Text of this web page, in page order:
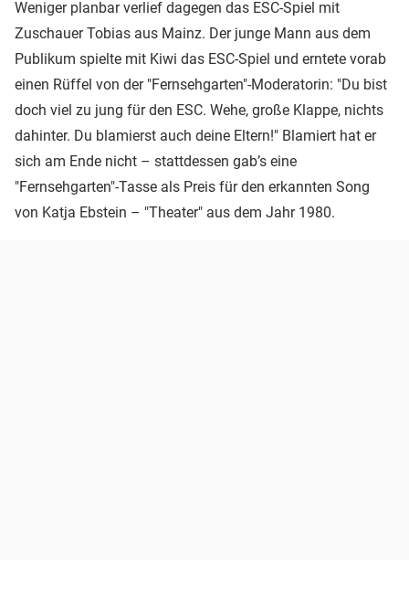
Weniger planbar verlief dagegen das ESC-Spiel mit
Zuschauer Tobias aus Mainz. Der junge Mann aus dem
Publikum spielte mit Kiwi das ESC-Spiel und erntete vorab
einen Rüffel von der "Fernsehgarten"-Moderatorin: "Du bist
doch viel zu jung für den ESC. Wehe, große Klappe, nichts
dahinter. Du blamierst auch deine Eltern!" Blamiert hat er
sich am Ende nicht – stattdessen gab’s eine
"Fernsehgarten"-Tasse als Preis für den erkannten Song
von Katja Ebstein – "Theater" aus dem Jahr 1980.